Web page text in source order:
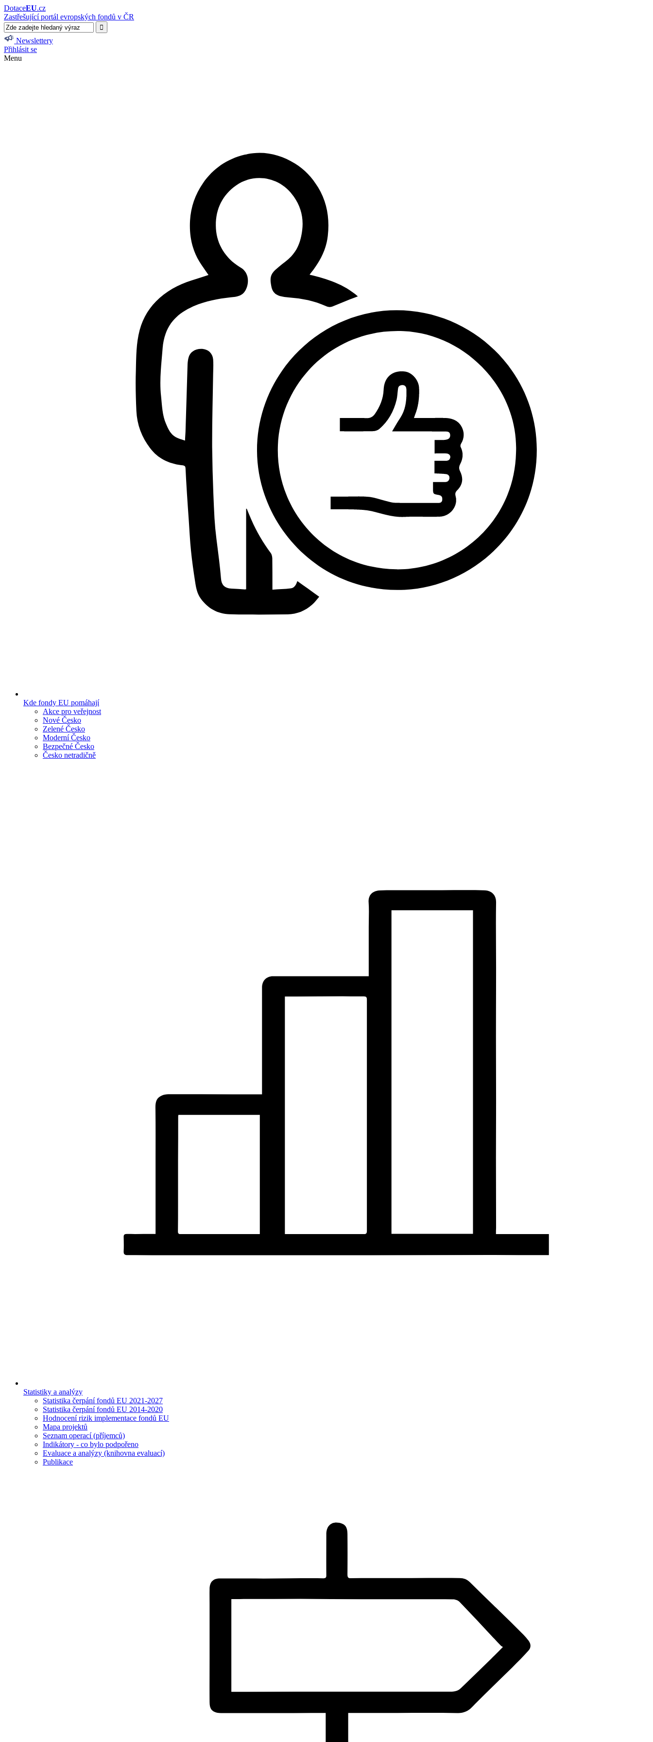
DotaceEU.cz
Zastřešující portál evropských fondů v ČR
Newslettery
Přihlásit se
Menu
Kde fondy EU pomáhají
Akce pro veřejnost
Nové Česko
Zelené Česko
Moderní Česko
Bezpečné Česko
Česko netradičně
Statistiky a analýzy
Statistika čerpání fondů EU 2021-2027
Statistika čerpání fondů EU 2014-2020
Hodnocení rizik implementace fondů EU
Mapa projektů
Seznam operací (příjemců)
Indikátory - co bylo podpořeno
Evaluace a analýzy (knihovna evaluací)
Publikace